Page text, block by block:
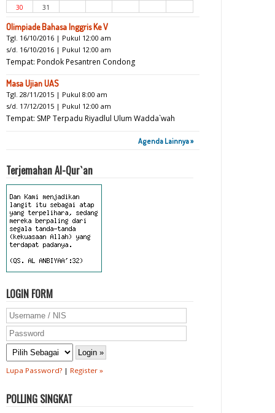
30 31
Olimpiade Bahasa Inggris Ke V
Tgl. 16/10/2016 | Pukul 12:00 am
s/d. 16/10/2016 | Pukul 12:00 am
Tempat: Pondok Pesantren Condong
Masa Ujian UAS
Tgl. 28/11/2015 | Pukul 8:00 am
s/d. 17/12/2015 | Pukul 12:00 am
Tempat: SMP Terpadu Riyadlul Ulum Wadda`wah
Agenda Lainnya »
Terjemahan Al-Qur`an
LOGIN FORM
Lupa Password? | Register »
POLLING SINGKAT